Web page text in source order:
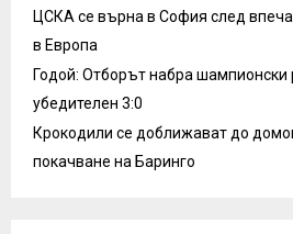
ЦСКА се върна в София след
в Европа
Годой: Отборът набра шампионски
убедителен 3:0
Крокодили се доближават до
покачване на Баринго